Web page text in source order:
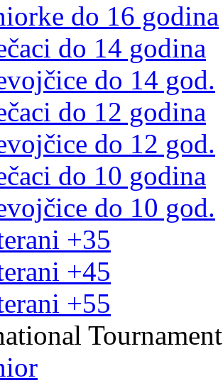
do 16 godina
do 14 godina
do 14 god.
do 12 godina
do 12 god.
do 10 godina
do 10 god.
+35
+45
+55